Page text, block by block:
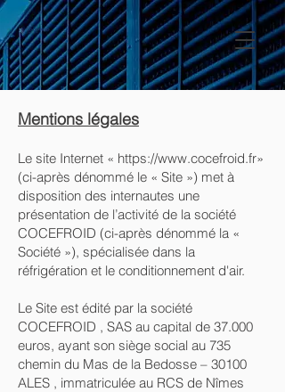
Mentions légales
Le site Internet « https://www.cocefroid.fr»
(ci-après dénommé le « Site ») met à
disposition des internautes une
présentation de l’activité de la société
COCEFROID (ci-après dénommé la «
Société »), spécialisée dans la
réfrigération et le conditionnement d'air.
Le Site est édité par la société
COCEFROID , SAS au capital de 37.000
euros, ayant son siège social au 735
chemin du Mas de la Bedosse – 30100
ALES , immatriculée au RCS de Nîmes